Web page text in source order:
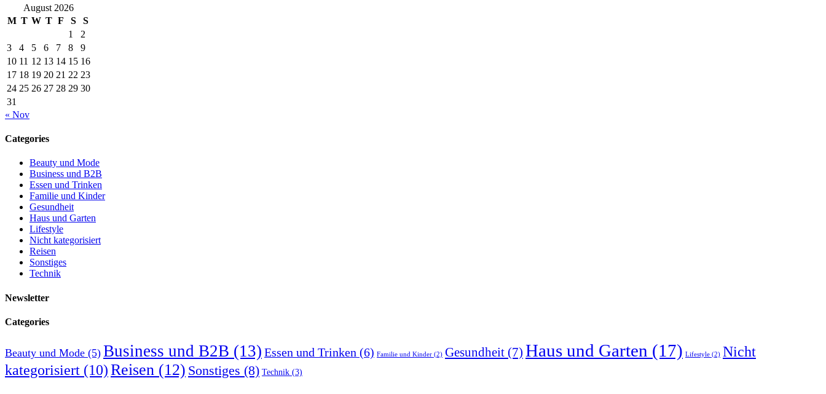
August 2026
M T W T F S
S
1
2
3
4 5 6 7 8
9
10 11 12 13 14 15 16
17 18 19 20 21 22 23
24 25 26 27 28 29 30
31
« Nov
Categories
Beauty und Mode
Business und B2B
Essen und Trinken
Familie und Kinder
Gesundheit
Haus und Garten
Lifestyle
Nicht kategorisiert
Reisen
Sonstiges
Technik
Newsletter
Categories
Beauty und Mode (5) Business und B2B (13) Essen und Trinken (6) Familie und Kinder (2) Gesundheit (7) Haus und Garten (17) Lifestyle (2) Nicht
kategorisiert (10)Reisen (12) Sonstiges (8) Technik (3)